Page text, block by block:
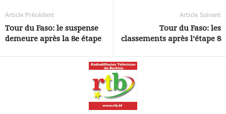
Article Précédent
Tour du Faso: le suspense
demeure après la 8e étape
Article Suivant
Tour du Faso: les
classements après l’étape 8